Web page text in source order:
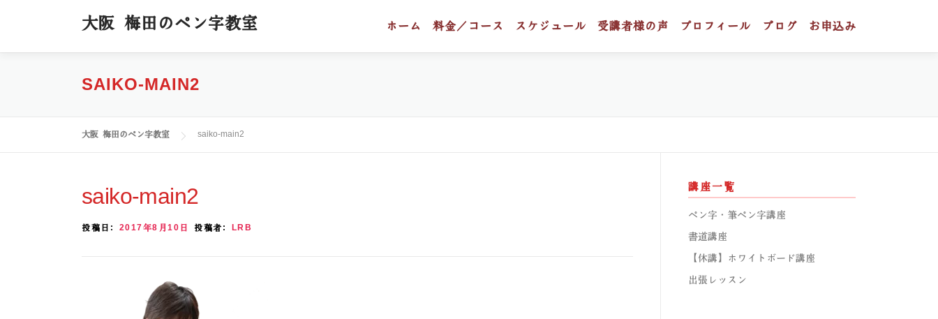
ン
大阪 梅田のペン字教室 ホーム 料金／コース スケジュール 受講者様の声 プロフィール ブログ お申込み
SAIKO-MAIN2
大阪 梅田のペン字教室 saiko-main2
saiko-main2
投稿日: 2017年8月10日 投稿者: LRB
講座一覧
ペン字・筆ペン字講座
書道講座
【休講】ホワイトボード講座
出張レッスン